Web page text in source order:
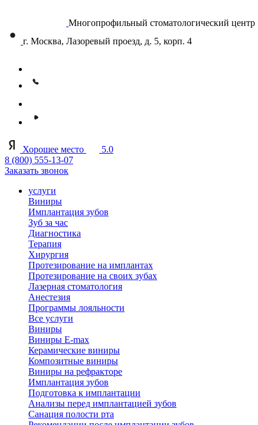
Многопрофильный стоматологический центр
г. Москва, Лазоревый проезд, д. 5, корп. 4
Хорошее место
5.0
8 (800) 555-13-07
Заказать звонок
услуги
Виниры
Имплантация зубов
Зуб за час
Диагностика
Терапия
Хирургия
Протезирование на имплантах
Протезирование на своих зубах
Лазерная стоматология
Анестезия
Программы лояльности
Все услуги
Виниры
Виниры E-max
Керамические виниры
Композитные виниры
Виниры на рефракторе
Имплантация зубов
Подготовка к имплантации
Анализы перед имплантацией зубов
Санация полости рта